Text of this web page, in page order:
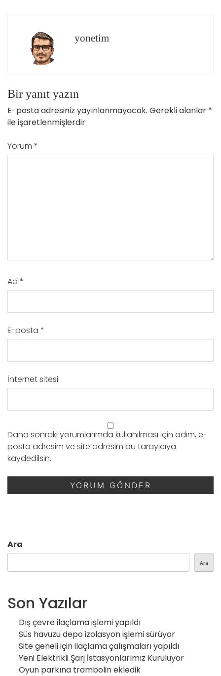
yonetim
Bir yanıt yazın
E-posta adresiniz yayınlanmayacak. Gerekli alanlar *
ile işaretlenmişlerdir
Yorum *
Ad *
E-posta *
İnternet sitesi
Daha sonraki yorumlarımda kullanılması için adım, e-
posta adresim ve site adresim bu tarayıcıya
kaydedilsin.
Ara
Ara
Son Yazılar
Dış çevre ilaçlama işlemi yapıldı
Süs havuzu depo izolasyon işlemi sürüyor
Site geneli için ilaçlama çalışmaları yapıldı
Yeni Elektrikli Şarj İstasyonlarımız Kuruluyor
Oyun parkına trambolin ekledik